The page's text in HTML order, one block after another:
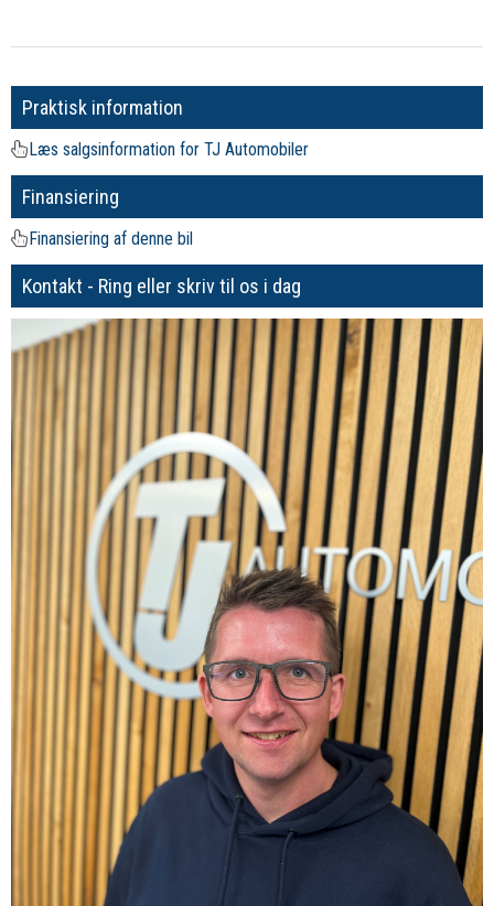
Praktisk information
Læs salgsinformation for TJ Automobiler
Finansiering
Finansiering af denne bil
Kontakt - Ring eller skriv til os i dag